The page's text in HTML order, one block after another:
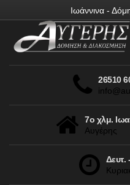
Ιωάννινα -
26510
7ο χλμ.
Αυγέρης
Δευτ.